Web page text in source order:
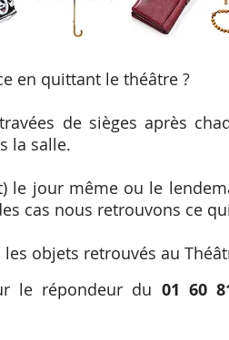
en quittant le théâtre ?
de sièges après
la salle.
le jour même ou le
cas nous retrouvons ce
objets retrouvés au
le répondeur du 01 60